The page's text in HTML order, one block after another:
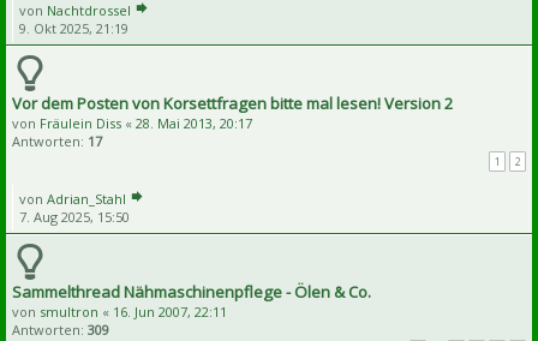
von Nachtdrossel
9. Okt 2025, 21:19
Vor dem Posten von Korsettfragen bitte mal lesen! Version 2
von Fräulein Diss « 28. Mai 2013, 20:17
Antworten: 17
1 2
von Adrian_Stahl
7. Aug 2025, 15:50
Sammelthread Nähmaschinenpflege - Ölen & Co.
von smultron « 16. Jun 2007, 22:11
Antworten: 309